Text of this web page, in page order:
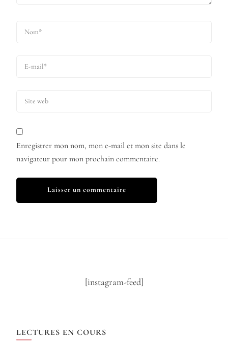
Enregistrer mon nom, mon e-mail et mon site dans le
navigateur pour mon prochain commentaire.
[instagram-feed]
LECTURES EN COURS